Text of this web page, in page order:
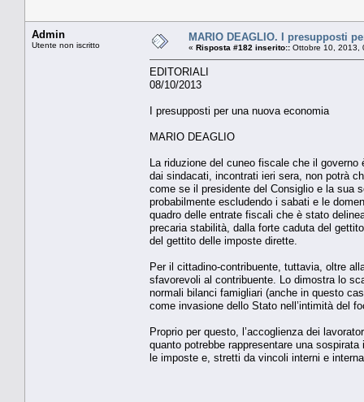
Admin
Utente non iscritto
MARIO DEAGLIO. I presupposti
« Risposta #182 inserito:: Ottobre 10, 2013,
EDITORIALI
08/10/2013
I presupposti per una nuova economia
MARIO DEAGLIO
La riduzione del cuneo fiscale che il
dai sindacati, incontrati ieri sera, non potrà
come se il presidente del Consiglio e la sua
probabilmente escludendo i sabati e le
quadro delle entrate fiscali che è stato
precaria stabilità, dalla forte caduta del
del gettito delle imposte dirette.
Per il cittadino-contribuente, tuttavia, oltre
sfavorevoli al contribuente. Lo dimostra lo
normali bilanci famigliari (anche in questo
come invasione dello Stato nell’intimità del
Proprio per questo, l’accoglienza dei
quanto potrebbe rappresentare una
le imposte e, stretti da vincoli interni e